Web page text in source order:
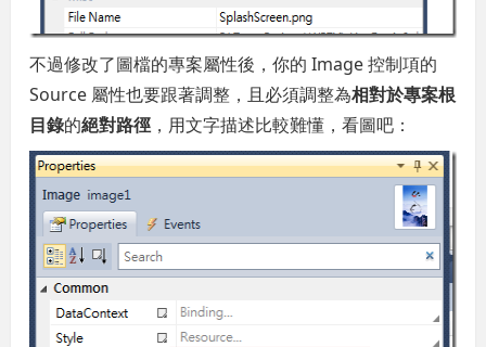
不過修改了圖檔的專案屬性後，你的 Image 控制項的
Source 屬性也要跟著調整，且必須調整為相對於專案根
目錄的絕對路徑 ，用文字描述比較難懂，看圖吧：